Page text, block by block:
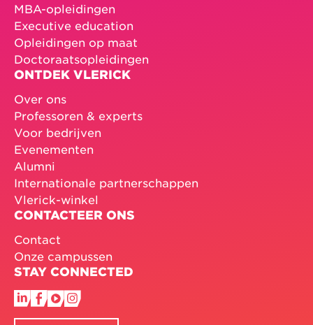
MBA-opleidingen
Executive education
Opleidingen op maat
Doctoraatsopleidingen
ONTDEK VLERICK
Over ons
Professoren & experts
Voor bedrijven
Evenementen
Alumni
Internationale partnerschappen
Vlerick-winkel
CONTACTEER ONS
Contact
Onze campussen
STAY CONNECTED